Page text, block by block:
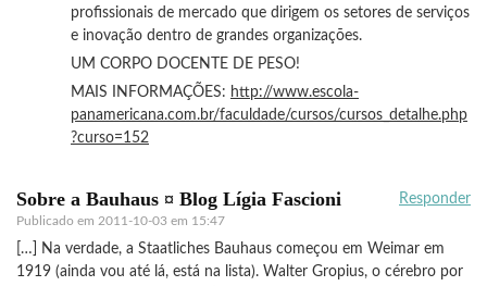
profissionais de mercado que dirigem os setores de serviços
e inovação dentro de grandes organizações.
UM CORPO DOCENTE DE PESO!
MAIS INFORMAÇÕES: http://www.escola-
panamericana.com.br/faculdade/cursos/cursos_detalhe.php
?curso=152
Sobre a Bauhaus ¤ Blog Lígia Fascioni
Publicado em 2011-10-03 em 15:47
Responder
[…] Na verdade, a Staatliches Bauhaus começou em Weimar em
1919 (ainda vou até lá, está na lista). Walter Gropius, o cérebro por